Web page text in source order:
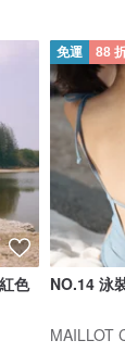
色
免運 88
NO.14 泳
MAILLOT